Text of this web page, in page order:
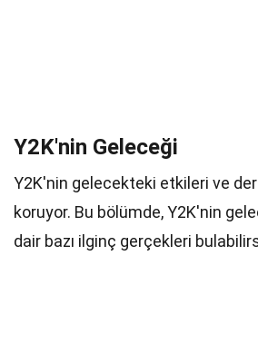
Y2K'nin Geleceği
Y2K'nin gelecekteki etkileri ve
koruyor. Bu bölümde, Y2K'nin
dair bazı ilginç gerçekleri